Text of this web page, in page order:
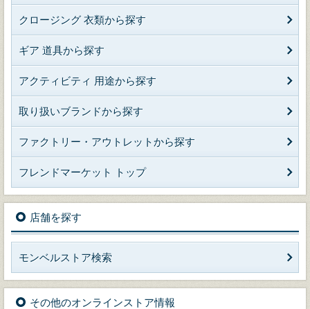
クロージング 衣類から探す
ギア 道具から探す
アクティビティ 用途から探す
取り扱いブランドから探す
ファクトリー・アウトレットから探す
フレンドマーケット トップ
店舗を探す
モンベルストア検索
その他のオンラインストア情報